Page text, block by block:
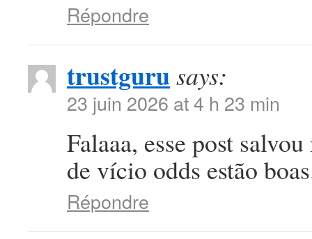
Répondre
trustgurusays:
23 juin 2026 at 4 h 23 min
Falaaa, esse post
de vício odds estão
Répondre